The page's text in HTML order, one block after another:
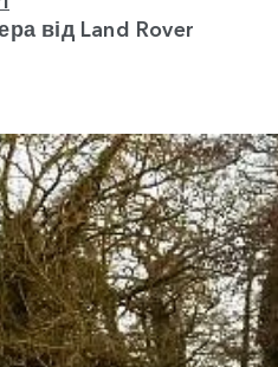
від Land Rover